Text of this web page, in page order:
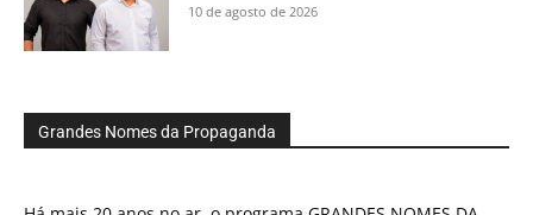
10 de agosto de 2026
Grandes Nomes da Propaganda